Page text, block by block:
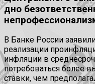
дно
В Банке России
реализации
инфляции в
потребоваться более
ставки, чем